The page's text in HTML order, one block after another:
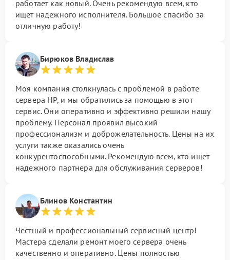
работает как новый. Очень рекомендую всем, кто
ищет надежного исполнителя. Большое спасибо за
отличную работу!
Бирюков Владислав
Моя компания столкнулась с проблемой в работе
сервера HP, и мы обратились за помощью в этот
сервис. Они оперативно и эффективно решили нашу
проблему. Персонал проявил высокий
профессионализм и доброжелательность. Цены на их
услуги также оказались очень
конкурентоспособными. Рекомендую всем, кто ищет
надежного партнера для обслуживания серверов!
Блинов Константин
Честный и профессиональный сервисный центр!
Мастера сделали ремонт моего сервера очень
качественно и оперативно. Цены полностью